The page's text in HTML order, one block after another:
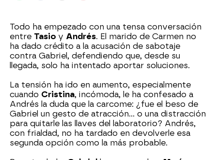
Todo ha empezado con una tensa conversación
entre Tasio y Andrés. El marido de Carmen no
ha dado crédito a la acusación de sabotaje
contra Gabriel, defendiendo que, desde su
llegada, solo ha intentado aportar soluciones.
La tensión ha ido en aumento, especialmente
cuando Cristina, incómoda, le ha confesado a
Andrés la duda que la carcome: ¿fue el beso de
Gabriel un gesto de atracción… o una distracción
para quitarle las llaves del laboratorio? Andrés,
con frialdad, no ha tardado en devolverle esa
segunda opción como la más probable.